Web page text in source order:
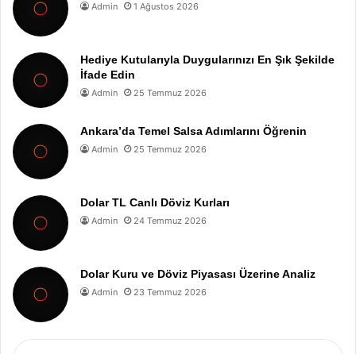
Admin 1 Ağustos 2026
Hediye Kutularıyla Duygularınızı En Şık Şekilde
İfade Edin
Admin 25 Temmuz 2026
Ankara’da Temel Salsa Adımlarını Öğrenin
Admin 25 Temmuz 2026
Dolar TL Canlı Döviz Kurları
Admin 24 Temmuz 2026
Dolar Kuru ve Döviz Piyasası Üzerine Analiz
Admin 23 Temmuz 2026